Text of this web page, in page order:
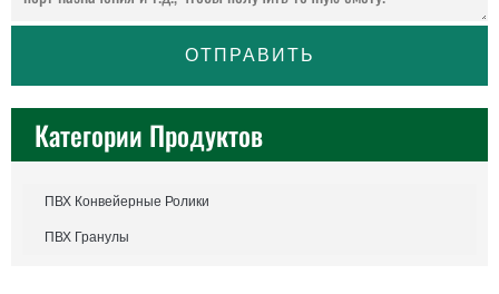
Категории Продуктов
ПВХ Конвейерные Ролики
ПВХ Гранулы
ОТПРАВИТЬ